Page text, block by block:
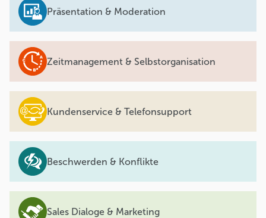
Präsentation & Moderation
Zeitmanagement & Selbstorganisation
Kundenservice & Telefonsupport
Beschwerden & Konflikte
Sales Dialoge & Marketing